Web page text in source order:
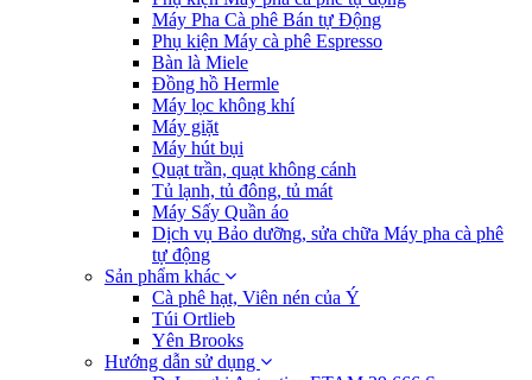
Máy Pha Cà phê Bán tự Động
Phụ kiện Máy cà phê Espresso
Bàn là Miele
Đồng hồ Hermle
Máy lọc không khí
Máy giặt
Máy hút bụi
Quạt trần, quạt không cánh
Tủ lạnh, tủ đông, tủ mát
Máy Sấy Quần áo
Dịch vụ Bảo dưỡng, sửa chữa Máy pha cà phê
tự động
Sản phẩm khác
Cà phê hạt, Viên nén của Ý
Túi Ortlieb
Yên Brooks
Hướng dẫn sử dụng